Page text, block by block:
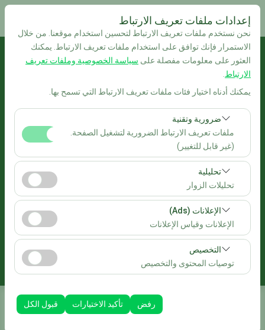
إعدادات ملفات تعريف الارتباط
نحن نستخدم ملفات تعريف الارتباط لتحسين استخدام موقعنا. من خلال
الاستمرار فإنك توافق على استخدام ملفات تعريف الارتباط. يمكنك
العثور على معلومات مفصلة على سياسة الخصوصية وملفات تعريف
الارتباط
يمكنك أدناه اختيار فئات ملفات تعريف الارتباط التي تسمح بها.
ضرورية وتقنية
ملفات تعريف الارتباط الضرورية لتشغيل الصفحة.
(غير قابل للتغيير)
تعد ملفات تعريف الارتباط هذه ضرورية لعمل الموقع بشكل
صحيح، والأمان، وإدارة الجلسات، والوظائف الأساسية. لا يمكن
تعطيلها.
تحليلية
تحليلات الزوار
تتيح لنا ملفات تعريف الارتباط هذه تحليل كيفية استخدام موقعنا
(عدد الزوار، الصفحات الأكثر زيارة، سلوك المستخدمين).
تُستخدم هذه البيانات لقياس أداء الموقع وتحسين تجربة
المستخدم بشكل مستمر.
الإعلانات (Ads)
الإعلانات وقياس الإعلانات
تتيح لنا ملفات تعريف الارتباط هذه عرض إعلانات مخصصة
تتناسب مع اهتماماتك وقياس فعالية حملاتنا الإعلانية (عدد مرات
الظهور، معدل النقر).
التخصيص
توصيات المحتوى والتخصيص
تجربتك على المنصة من خلال حفظ إعدادات واجهة المستخدم،
وتفضيلات اللغة، والإعدادات الأخرى.
رفض تأكيد الاختيارات قبول الكل
بيك اب الموقع
تحديد موقع مختلف الانزال
تاريخ الالتقاط والوقت
تاريخ العودة والوقت